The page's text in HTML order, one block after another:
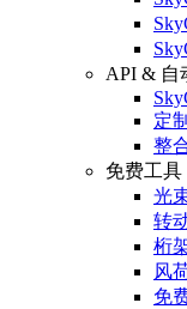
API & 自
定
整
免费工具
光
转
桁
风
免